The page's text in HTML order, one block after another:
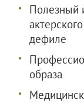
Полезный
дефиле
образа